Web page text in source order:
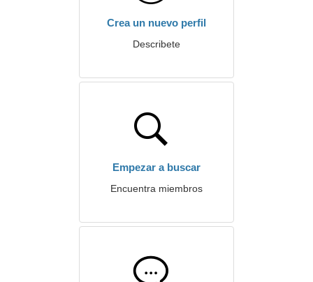
Crea un nuevo perfil
Describete
Empezar a buscar
Encuentra miembros